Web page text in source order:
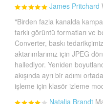
James Pritchard
"Birden fazla kanalda
farklı görüntü formatları ve
Converter, baskı
aktarımlarımız için JPEG
hallediyor. Yeniden
akışında ayrı bir adımı
işleme için klasör izleme
Natalia Brandt